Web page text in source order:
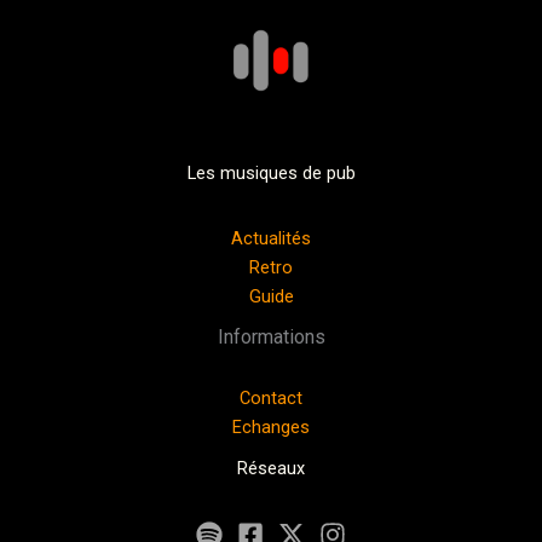
Les musiques de pub
Actualités
Retro
Guide
Informations
Contact
Echanges
Réseaux